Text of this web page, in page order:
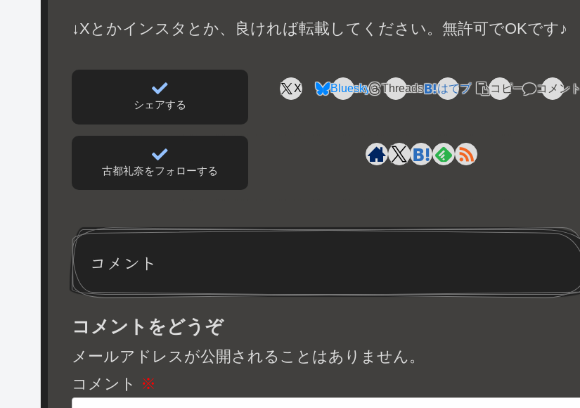
↓Xとかインスタとか、良ければ転載してください。無許可でOKです♪
シェアする
X Bluesky Threads はてブ コピー コメント
古都礼奈をフォローする
コメント
コメントをどうぞ
メールアドレスが公開されることはありません。
コメント ※